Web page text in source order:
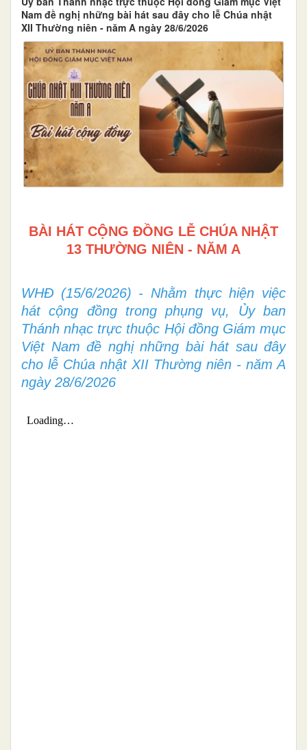
Nam đề nghị những bài hát sau đây cho lễ Chúa nhật
XII Thường niên - năm A ngày 28/6/2026
BÀI HÁT CỘNG ĐỒNG LỄ CHÚA NHẬT
13 THƯỜNG NIÊN - NĂM A
WHĐ (15/6/2026) - Nhằm thực hiện việc
hát cộng đồng trong phụng vụ, Ủy ban
Thánh nhạc trực thuộc Hội đồng Giám mục
Việt Nam đề nghị những bài hát sau đây
cho lễ Chúa nhật XII Thường niên - năm A
ngày 28/6/2026